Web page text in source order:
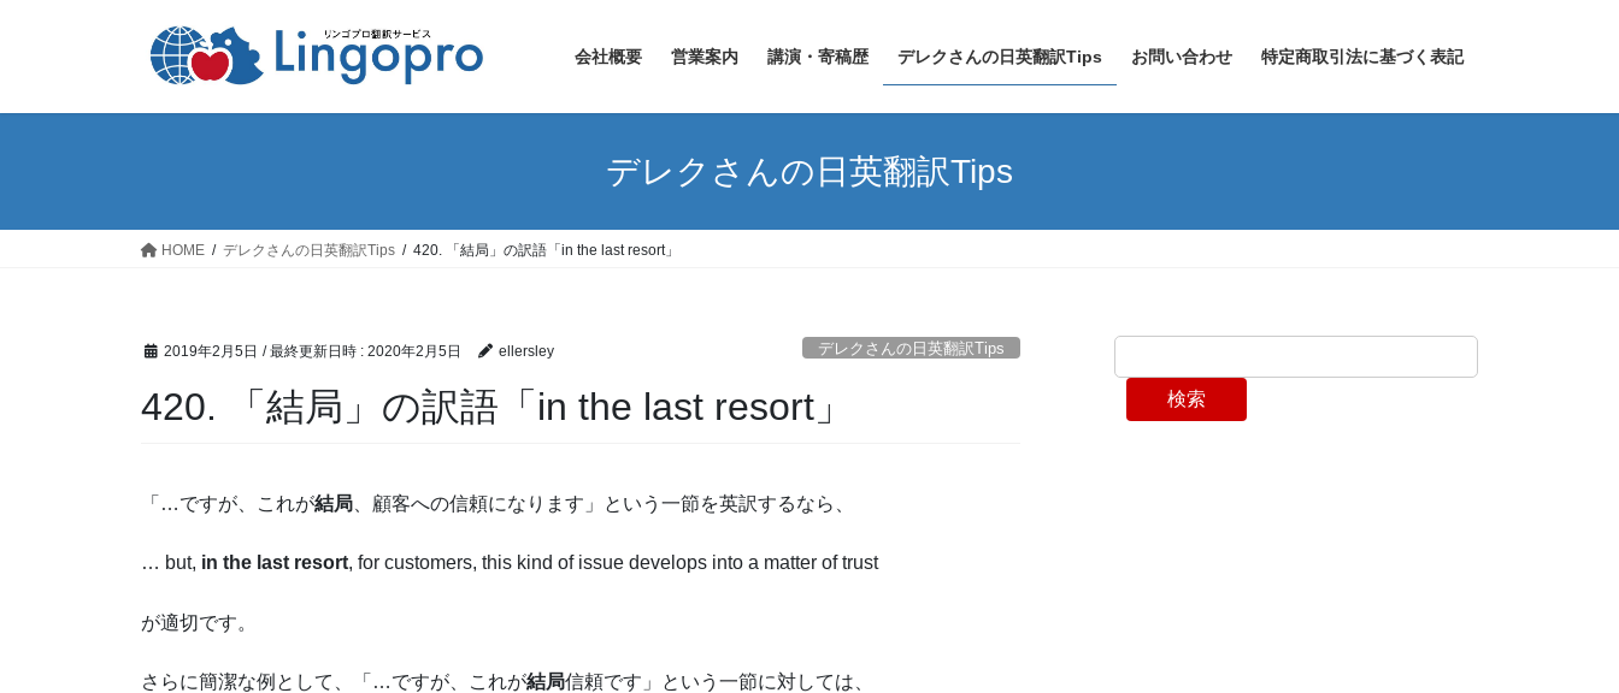
会社概要 営業案内 講演・寄稿歴 デレクさんの日英翻訳Tips お問い合わせ 特定商取引法に基づく表記
デレクさんの日英翻訳Tips
HOME デレクさんの日英翻訳Tips 420. 「結局」の訳語「in the last resort」
2019年2月5日 / 最終更新日時 : 2020年2月5日 ellersley デレクさんの日英翻訳Tips
420. 「結局」の訳語「in the last resort」
「…ですが、これが結局 、顧客への信頼になります」という一節を英訳するなら、
… but, in the last resort, for customers, this kind of issue develops into a matter of trust
が適切です。
さらに簡潔な例として、「…ですが、これが結局信頼です」という一節に対しては、
検索